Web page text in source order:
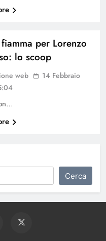
per Lorenzo
lo scoop
web
14 Febbraio
Cerca